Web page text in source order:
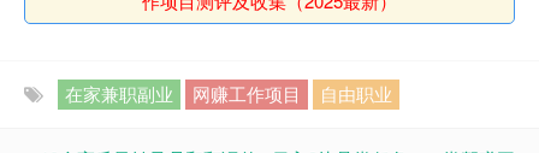
在家兼职副业 网赚工作项目 自由职业